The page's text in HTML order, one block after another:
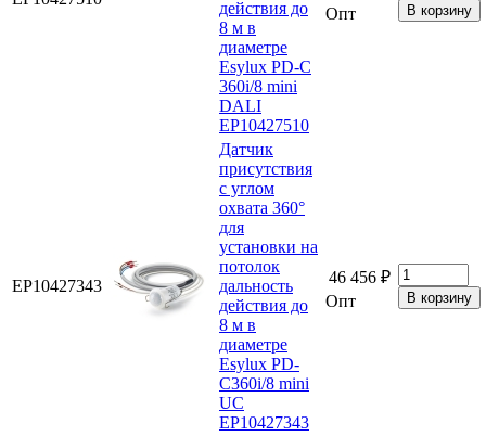
действия до
8 м в
диаметре
Esylux PD-C
360i/8 mini
DALI
EP10427510
Опт
EP10427343
Датчик
присутствия
с углом
охвата 360°
для
установки на
потолок
дальность
действия до
8 м в
диаметре
Esylux PD-
C360i/8 mini
UC
EP10427343
46 456 ₽
Опт